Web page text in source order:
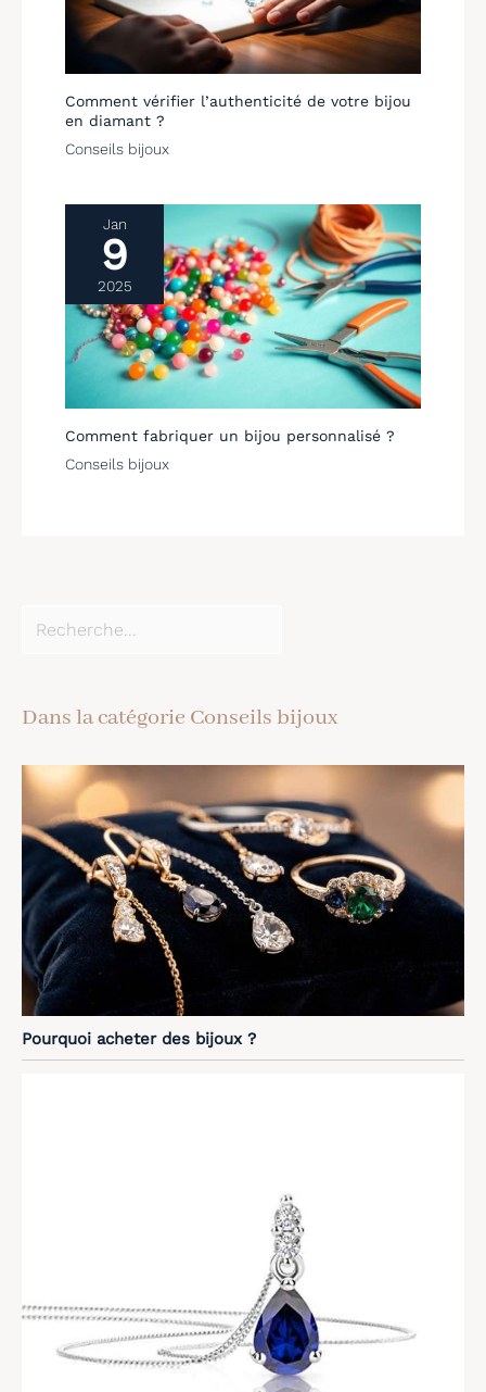
Comment vérifier l’authenticité de votre bijou
en diamant ?
Conseils bijoux
Jan
9
2025
Comment fabriquer un bijou personnalisé ?
Conseils bijoux
Dans la catégorie Conseils bijoux
Pourquoi acheter des bijoux ?